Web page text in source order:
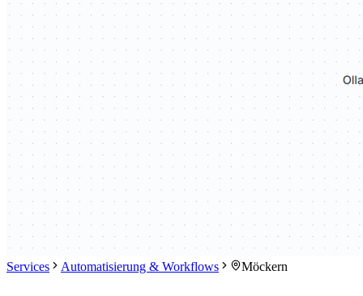
Services Automatisierung & Workflows Möckern